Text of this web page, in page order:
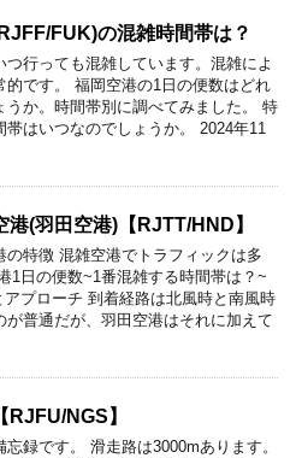
FUK)の混雑時間帯は？
つ行っても混雑しています。混雑によ
的です。 福岡空港の1日の便数はどれ
うか。時間帯別に調べてみました。 特
帯はいつなのでしょうか。 2024年11
港(羽田空港)【RJTT/HND】
の特徴 混雑空港でトラフィックは多
1日の便数~1番混雑する時間帯は？~
アプローチ 到着経路は北風時と南風時
が普通だが、羽田空港はそれに加えて
RJFU/NGS】
忘録です。 滑走路は3000mあります。